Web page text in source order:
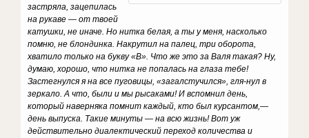
застряла, зацепилась
на рукаве — от твоей
катушки, не иначе. Но нитка белая, а ты у меня, насколько
помню, не блондинка. Накрутил на палец, три оборота,
хватило только на букву «В». Что же это за Валя такая? Ну,
думаю, хорошо, что нитка не попалась на глаза тебе!
Застегнулся я на все пуговицы, «загалстучился», гля-нул в
зеркало. А что, были и мы рысаками! И вспомнил день,
который наверняка помнит каждый, кто был курсантом,—
день выпуска. Такие минуты — на всю жизнь! Вот уж
действительно диалектический переход количества и